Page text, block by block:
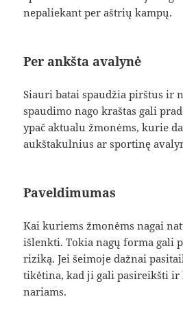
nepaliekant per aštrių kampų.
Per ankšta avalynė
Siauri batai spaudžia pirštus ir
spaudimo nago kraštas gali
ypač aktualu žmonėms, kurie
aukštakulnius ar sportinę
Paveldimumas
Kai kuriems žmonėms nagai
išlenkti. Tokia nagų forma gali
riziką. Jei šeimoje dažnai
tikėtina, kad ji gali pasireikšti ir
nariams.